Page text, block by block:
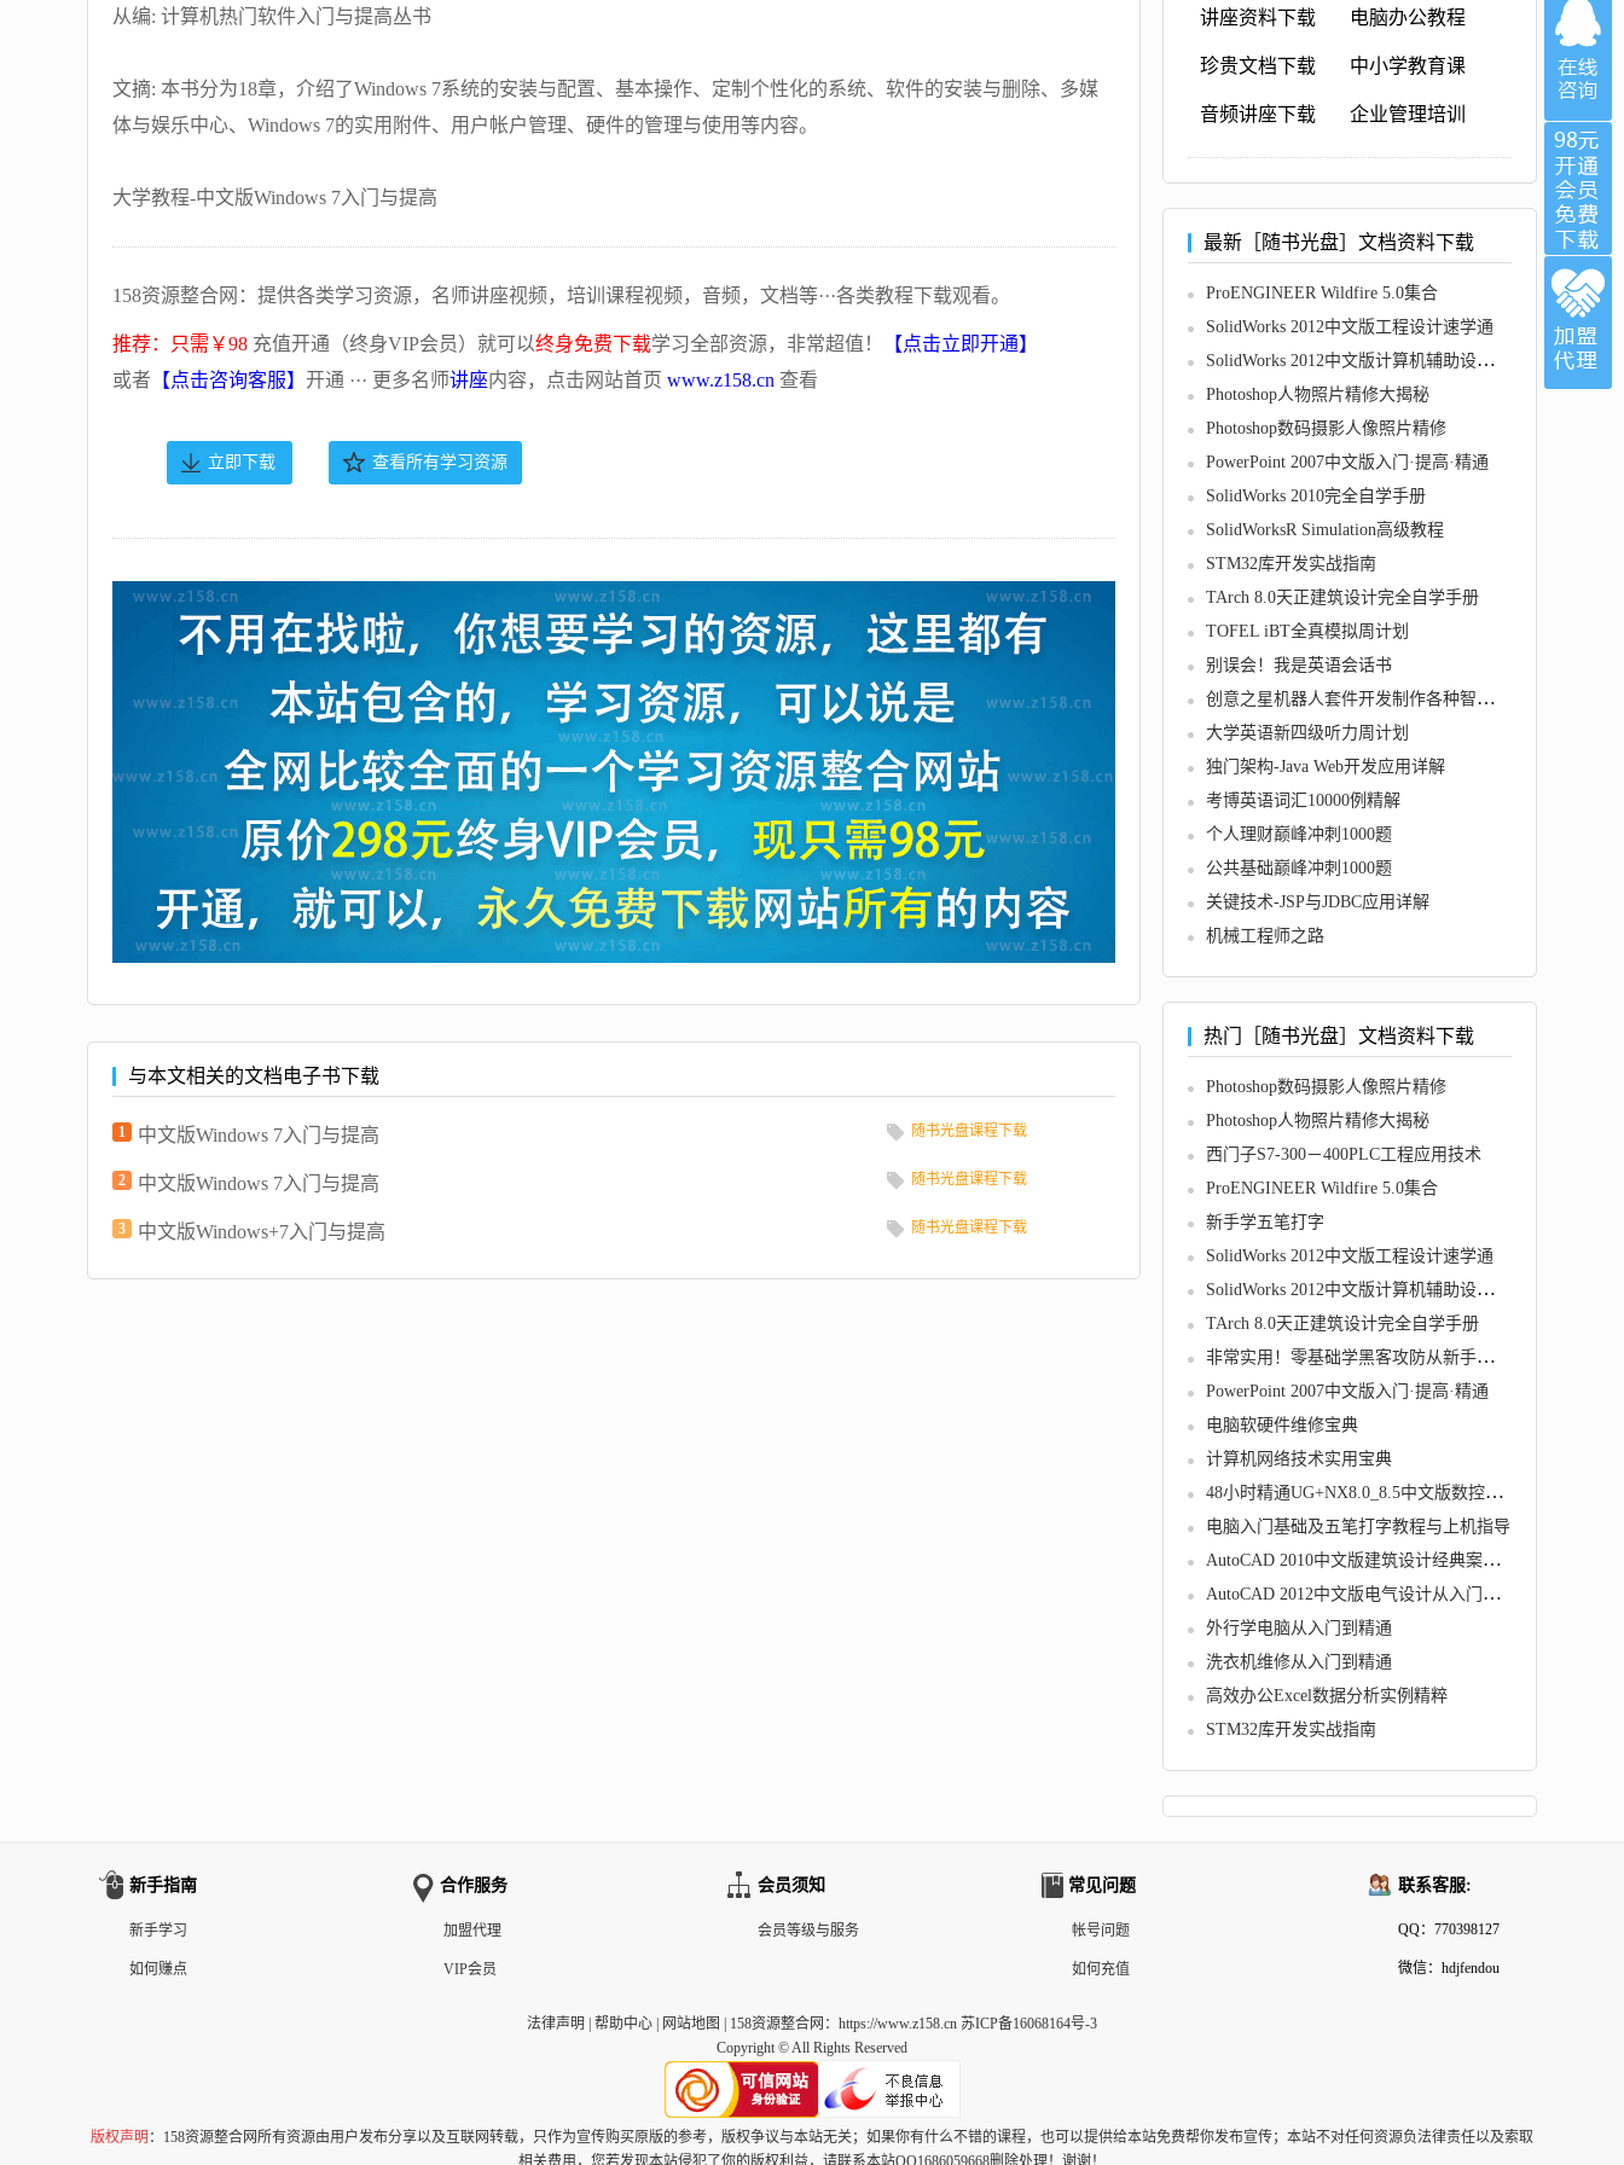
从编: 计算机热门软件入门与提高丛书
文摘: 本书分为18章，介绍了Windows 7系统的安装与配置、基本操作、定制个性化的系统、软件的安装与删除、多媒
体与娱乐中心、Windows 7的实用附件、用户帐户管理、硬件的管理与使用等内容。
大学教程-中文版Windows 7入门与提高
158资源整合网：提供各类学习资源，名师讲座视频，培训课程视频，音频，文档等···各类教程下载观看。
推荐：只需￥98 充值开通（终身VIP会员）就可以终身免费下载学习全部资源，非常超值！
【点击立即开通】
或者 【点击咨询客服】 开通 ··· 更多名师讲座内容，点击网站首页 www.z158.cn 查看
立即下载 查看所有学习资源
与本文相关的文档电子书下载
1 中文版Windows 7入门与提高 随书光盘课程下载
2 中文版Windows 7入门与提高 随书光盘课程下载
3 中文版Windows+7入门与提高 随书光盘课程下载
讲座资料下载 电脑办公教程
珍贵文档下载 中小学教育课
音频讲座下载 企业管理培训
最新［随书光盘］文档资料下载
ProENGINEER Wildfire 5.0集合
SolidWorks 2012中文版工程设计速学通
SolidWorks 2012中文版计算机辅助设计教程
Photoshop人物照片精修大揭秘
Photoshop数码摄影人像照片精修
PowerPoint 2007中文版入门·提高·精通
SolidWorks 2010完全自学手册
SolidWorksR Simulation高级教程
STM32库开发实战指南
TArch 8.0天正建筑设计完全自学手册
TOFEL iBT全真模拟周计划
别误会！我是英语会话书
创意之星机器人套件开发制作各种智能机器人的方法和技巧
大学英语新四级听力周计划
独门架构-Java Web开发应用详解
考博英语词汇10000例精解
个人理财巅峰冲刺1000题
公共基础巅峰冲刺1000题
关键技术-JSP与JDBC应用详解
机械工程师之路
热门［随书光盘］文档资料下载
Photoshop数码摄影人像照片精修
Photoshop人物照片精修大揭秘
西门子S7-300－400PLC工程应用技术
ProENGINEER Wildfire 5.0集合
新手学五笔打字
SolidWorks 2012中文版工程设计速学通
SolidWorks 2012中文版计算机辅助设计教程
TArch 8.0天正建筑设计完全自学手册
非常实用！零基础学黑客攻防从新手到高手
PowerPoint 2007中文版入门·提高·精通
电脑软硬件维修宝典
计算机网络技术实用宝典
48小时精通UG+NX8.0_8.5中文版数控加工技巧
电脑入门基础及五笔打字教程与上机指导
AutoCAD 2010中文版建筑设计经典案例指导教程
AutoCAD 2012中文版电气设计从入门到精通
外行学电脑从入门到精通
洗衣机维修从入门到精通
高效办公Excel数据分析实例精粹
STM32库开发实战指南
新手指南
新手学习
如何赚点
合作服务
加盟代理
VIP会员
会员须知
会员等级与服务
常见问题
帐号问题
如何充值
联系客服:
QQ：770398127
微信：hdjfendou
法律声明 帮助中心 网站地图 158资源整合网 ：https://www.z158.cn 苏ICP备16068164号-3
Copyright © All Rights Reserved
版权声明 ：158资源整合网所有资源由用户发布分享以及互联网转载，只作为宣传购买原版的参考，版权争议与本站无关；如果你有什么不错的课程，也可以提供给本站免费帮你发布宣传；本站不对任何资源负法律责任以及索取
相关费用，您若发现本站侵犯了你的版权利益，请联系本站QQ1686059668删除处理！谢谢！